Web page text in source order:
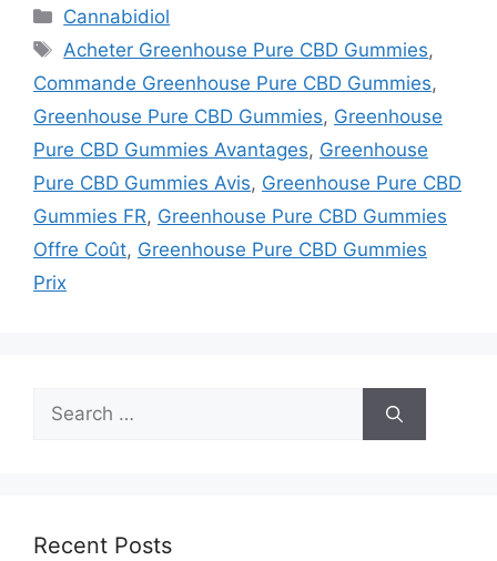
Categories
Cannabidiol
Tags
Acheter Greenhouse Pure CBD Gummies,
Commande Greenhouse Pure CBD Gummies,
Greenhouse Pure CBD Gummies, Greenhouse
Pure CBD Gummies Avantages, Greenhouse
Pure CBD Gummies Avis, Greenhouse Pure CBD
Gummies FR, Greenhouse Pure CBD Gummies
Offre Coût, Greenhouse Pure CBD Gummies
Prix
Search
for:
Recent Posts